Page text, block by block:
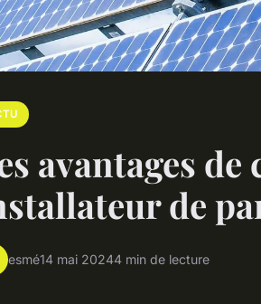
avantages
de
esmé14 mai 20244 min de lecture